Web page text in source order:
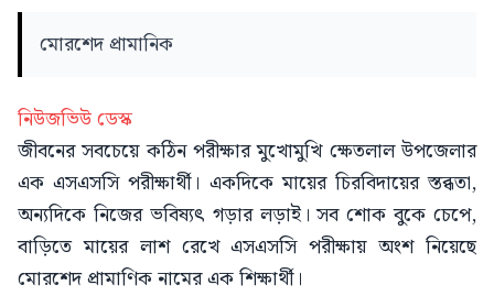
মোরশেদ প্রামানিক
নিউজভিউ ডেস্ক
জীবনের সবচেয়ে কঠিন পরীক্ষার মুখোমুখি ক্ষেতলাল উপজেলার
এক এসএসসি পরীক্ষার্থী। একদিকে মায়ের চিরবিদায়ের স্তব্ধতা,
অন্যদিকে নিজের ভবিষ্যৎ গড়ার লড়াই। সব শোক বুকে চেপে,
বাড়িতে মায়ের লাশ রেখে এসএসসি পরীক্ষায় অংশ নিয়েছে
মোরশেদ প্রামাণিক নামের এক শিক্ষার্থী।